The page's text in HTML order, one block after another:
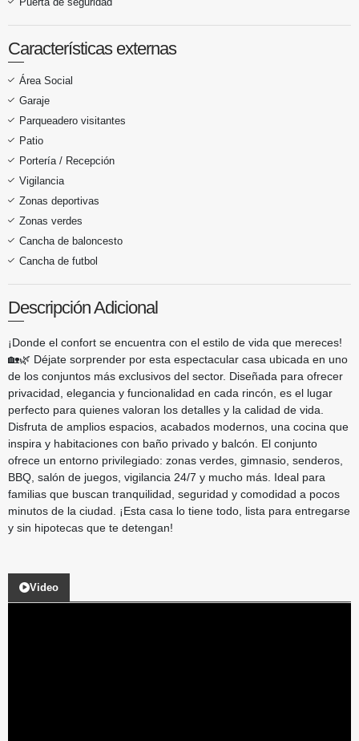
Características externas
Área Social
Garaje
Parqueadero visitantes
Patio
Portería / Recepción
Vigilancia
Zonas deportivas
Zonas verdes
Cancha de baloncesto
Cancha de futbol
Descripción Adicional
¡Donde el confort se encuentra con el estilo de vida que mereces!
🏡🌿 Déjate sorprender por esta espectacular casa ubicada en uno
de los conjuntos más exclusivos del sector. Diseñada para ofrecer
privacidad, elegancia y funcionalidad en cada rincón, es el lugar
perfecto para quienes valoran los detalles y la calidad de vida.
Disfruta de amplios espacios, acabados modernos, una cocina que
inspira y habitaciones con baño privado y balcón. El conjunto
ofrece un entorno privilegiado: zonas verdes, gimnasio, senderos,
BBQ, salón de juegos, vigilancia 24/7 y mucho más. Ideal para
familias que buscan tranquilidad, seguridad y comodidad a pocos
minutos de la ciudad. ¡Esta casa lo tiene todo, lista para entregarse
y sin hipotecas que te detengan!
Video